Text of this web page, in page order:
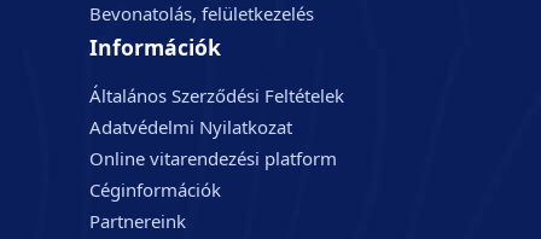
Bevonatolás, felületkezelés
Információk
Általános Szerződési Feltételek
Adatvédelmi Nyilatkozat
Online vitarendezési platform
Céginformációk
Partnereink